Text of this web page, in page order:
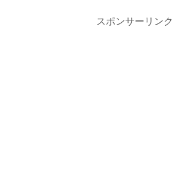
スポンサーリンク